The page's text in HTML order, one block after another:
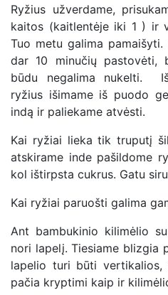
Ryžius užverdame,
kaitos (kaitlentėje iki 1 ) ir
Tuo metu galima
dar 10 minučių pastovėti,
būdu negalima nukelti.
ryžius išimame iš puodo
indą ir paliekame atvėsti.
Kai ryžiai lieka tik truputį
atskirame inde pašildome
kol ištirpsta cukrus. Gatu
Kai ryžiai paruošti galima
Ant bambukinio kilimėlio
nori lapelį. Tiesiame blizgia
lapelio turi būti
pačia kryptimi kaip ir